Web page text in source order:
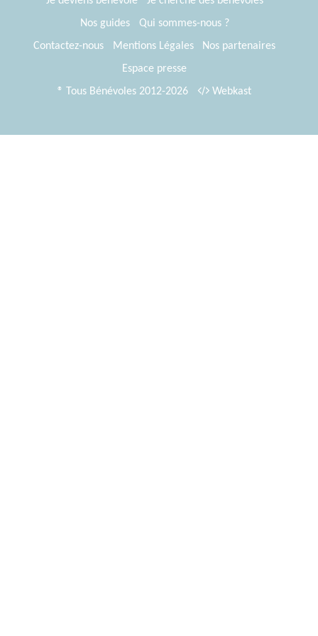
Nos guides
Qui sommes-nous ?
Contactez-nous
Mentions Légales
Nos partenaires
Espace presse
® Tous Bénévoles 2012-2026
Webkast